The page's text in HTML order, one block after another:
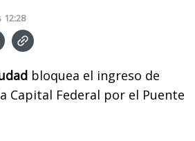
12:28
bloquea el ingreso de
Capital Federal por el Puente